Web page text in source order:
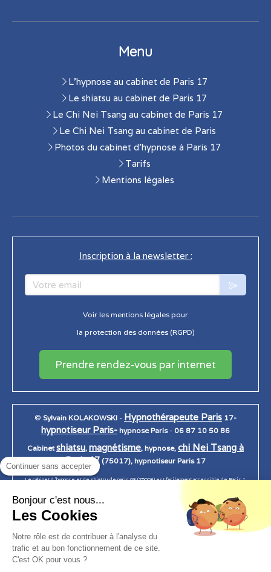
Menu
L'hypnose au cabinet de Paris 17
Le shiatsu au cabinet de Paris 17
Le Chi Nei Tsang au cabinet de Paris 17
Le Chi Nei Tsang au cabinet de Paris
Photos du cabinet d'hypnose à Paris 17
Tarifs
Mentions légales
Inscription à la newsletter :
Votre email
Voir les mentions légales pour
la protection des données (RGPD)
Prendre rendez-vous par internet
© Sylvain KOLAKOWSKI - Hypnothérapeute Paris 17-
hypnotiseur Paris- hypnose Paris- 06 87 10 50 86
Cabinetshiatsu, magnétisme, hypnose, chi Nei Tsang à
Paris 17 (75017), hypnotiseur Paris 17
Le cabinet d 'hypnose et de shiatsu de paris 08 (75008) est facilement accessible de Paris 1,
12, Paris 13, Paris 14, Paris 15, Paris 16, Paris 17, Paris 18, Paris 19, Paris 20.
Création et référencement du site par Simplébo
Continuer sans accepter
Bonjour c'est nous...
Les Cookies
Notre rôle est de contribuer à l'analyse du
trafic et au bon fonctionnement de ce site.
C'est OK pour vous ?